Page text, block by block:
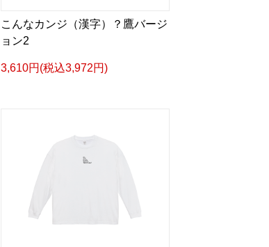
こんなカンジ（漢字）？鷹バージ
ョン2
3,610円(税込3,972円)